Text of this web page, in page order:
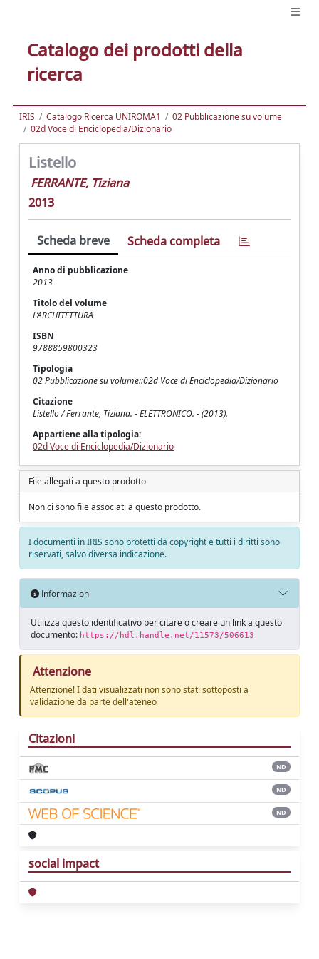
Catalogo dei prodotti della
ricerca
IRIS Catalogo Ricerca UNIROMA1
02 Pubblicazione su volume
02d Voce di Enciclopedia/Dizionario
Listello
FERRANTE, Tiziana
2013
Scheda breve Scheda completa
Anno di pubblicazione
2013
Titolo del volume
L’ARCHITETTURA
ISBN
9788859800323
Tipologia
02 Pubblicazione su volume::02d Voce di Enciclopedia/Dizionario
Citazione
Listello / Ferrante, Tiziana. - ELETTRONICO. - (2013).
Appartiene alla tipologia:
02d Voce di Enciclopedia/Dizionario
File allegati a questo prodotto
Non ci sono file associati a questo prodotto.
I documenti in IRIS sono protetti da copyright e tutti i diritti sono
riservati, salvo diversa indicazione.
Informazioni
Utilizza questo identificativo per citare o creare un link a questo
documento: https://hdl.handle.net/11573/506613
Attenzione
Attenzione! I dati visualizzati non sono stati sottoposti a
validazione da parte dell'ateneo
Citazioni
ND
ND
ND
social impact